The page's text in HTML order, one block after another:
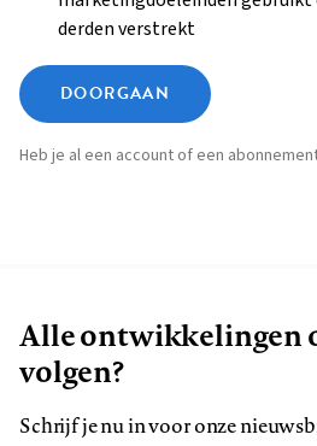
derden verstrekt
DOORGAAN
Heb je al een account of een
Alle ontwikkelingen
volgen?
Schrijf je nu in voor onze